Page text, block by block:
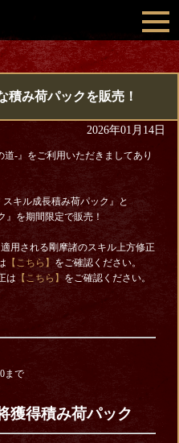
積み荷パックを販売！
2026年01月14日
-』をご利用いただきましてあり
スキル成長積み荷パック』と
』を期間限定で販売！
用される剛摩諸のスキル上方修正
【こちら】 をご確認ください。
は 【こちら】 をご確認ください。
まで
獲得積み荷パック